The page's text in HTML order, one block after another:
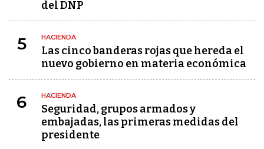
del DNP
5 HACIENDA
Las cinco banderas rojas que hereda el
nuevo gobierno en materia económica
6 HACIENDA
Seguridad, grupos armados y
embajadas, las primeras medidas del
presidente